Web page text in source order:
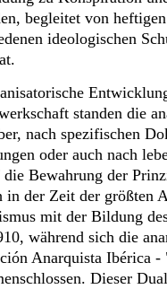
begleitet von
ideologischen
standen die
nach spezifischen
oder auch nach
Bewahrung der
in der Zeit der größten
mit der Bildung
während sich die
Anarquista Ibérica
Dieser